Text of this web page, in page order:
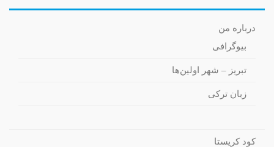
درباره من
بیوگرافی
تبریز – شهر اولین‌ها
زبان ترکی
کود کریستا